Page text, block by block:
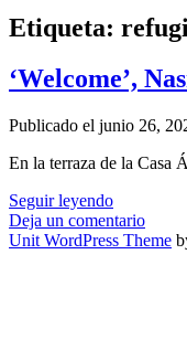
Etiqueta:
‘Welcome’,
Publicado el junio 26,
En la terraza de la Casa
Seguir leyendo‘Welcome’,
Nasrin
y
Deja un comentario
Unit WordPress Theme